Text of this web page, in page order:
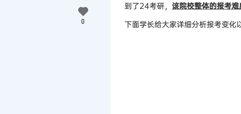
到了24考研， 该院校整体的报考
下面学长给大家详细分析报考变化
0